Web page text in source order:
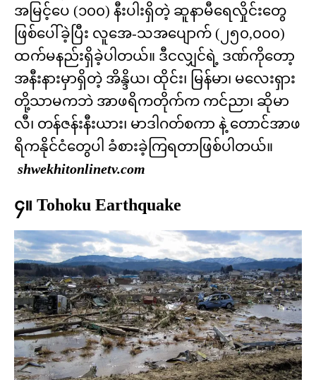
အမြင့်ပေ (၁၀၀) နီးပါးရှိတဲ့ ဆူနာမီရေလှိုင်းတွေ
ဖြစ်ပေါ်ခဲ့ပြီး လူအေ-သအပျောက် (၂၅၀,၀၀၀)
ထက်မနည်းရှိခဲ့ပါတယ်။ ဒီငလျှင်ရဲ့ ဒဏ်ကိုတော့
အနီးနားမှာရှိတဲ့ အိန္ဒိယ၊ ထိုင်း၊ မြန်မာ၊ မလေးရှား
တို့သာမကဘဲ အာဖရိကတိုက်က ကင်ညာ၊ ဆိုမာ
လီ၊ တန်ဇန်းနီးယား၊ မာဒါဂတ်စကာ နဲ့ တောင်အာဖ
ရိကနိုင်ငံတွေပါ ခံစားခဲ့ကြရတာဖြစ်ပါတယ်။
shwekhitonlinetv.com
၄။ Tohoku Earthquake